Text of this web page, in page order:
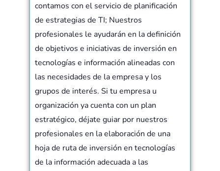
contamos con el servicio de planificación
de estrategias de TI; Nuestros
profesionales le ayudarán en la definición
de objetivos e iniciativas de inversión en
tecnologías e información alineadas con
las necesidades de la empresa y los
grupos de interés. Si tu empresa u
organización ya cuenta con un plan
estratégico, déjate guiar por nuestros
profesionales en la elaboración de una
hoja de ruta de inversión en tecnologías
de la información adecuada a las